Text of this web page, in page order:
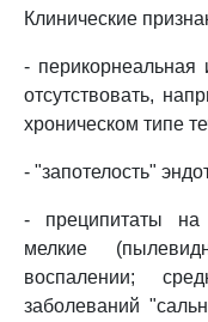
Клинические
-
отсутствовать,
хроническом типе
- "запотелость"
- преципитаты на
мелкие
воспалении;
заболеваний